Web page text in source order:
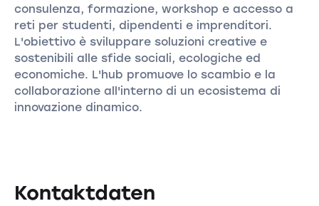
consulenza, formazione, workshop e accesso a
reti per studenti, dipendenti e imprenditori.
L'obiettivo è sviluppare soluzioni creative e
sostenibili alle sfide sociali, ecologiche ed
economiche. L'hub promuove lo scambio e la
collaborazione all'interno di un ecosistema di
innovazione dinamico.
Kontaktdaten